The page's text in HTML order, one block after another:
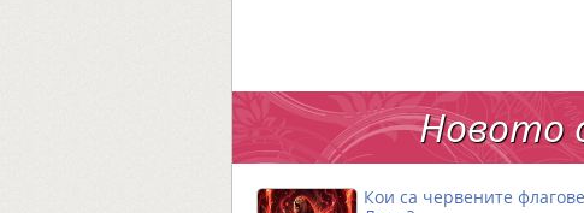
Новото
Кои са червените